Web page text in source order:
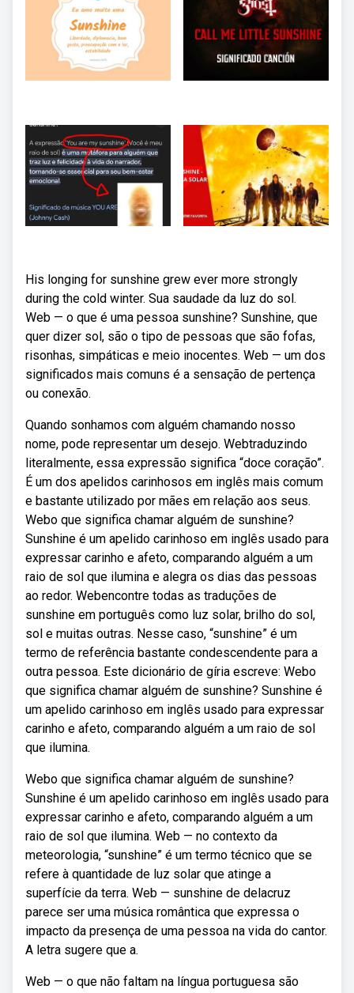
His longing for sunshine grew ever more strongly
during the cold winter. Sua saudade da luz do sol.
Web — o que é uma pessoa sunshine? Sunshine, que
quer dizer sol, são o tipo de pessoas que são fofas,
risonhas, simpáticas e meio inocentes. Web — um dos
significados mais comuns é a sensação de pertença
ou conexão.
Quando sonhamos com alguém chamando nosso
nome, pode representar um desejo. Webtraduzindo
literalmente, essa expressão significa “doce coração”.
É um dos apelidos carinhosos em inglês mais comum
e bastante utilizado por mães em relação aos seus.
Webo que significa chamar alguém de sunshine?
Sunshine é um apelido carinhoso em inglês usado para
expressar carinho e afeto, comparando alguém a um
raio de sol que ilumina e alegra os dias das pessoas
ao redor. Webencontre todas as traduções de
sunshine em português como luz solar, brilho do sol,
sol e muitas outras. Nesse caso, “sunshine” é um
termo de referência bastante condescendente para a
outra pessoa. Este dicionário de gíria escreve: Webo
que significa chamar alguém de sunshine? Sunshine é
um apelido carinhoso em inglês usado para expressar
carinho e afeto, comparando alguém a um raio de sol
que ilumina.
Webo que significa chamar alguém de sunshine?
Sunshine é um apelido carinhoso em inglês usado para
expressar carinho e afeto, comparando alguém a um
raio de sol que ilumina. Web — no contexto da
meteorologia, “sunshine” é um termo técnico que se
refere à quantidade de luz solar que atinge a
superfície da terra. Web — sunshine de delacruz
parece ser uma música romântica que expressa o
impacto da presença de uma pessoa na vida do cantor.
A letra sugere que a.
Web — o que não faltam na língua portuguesa são